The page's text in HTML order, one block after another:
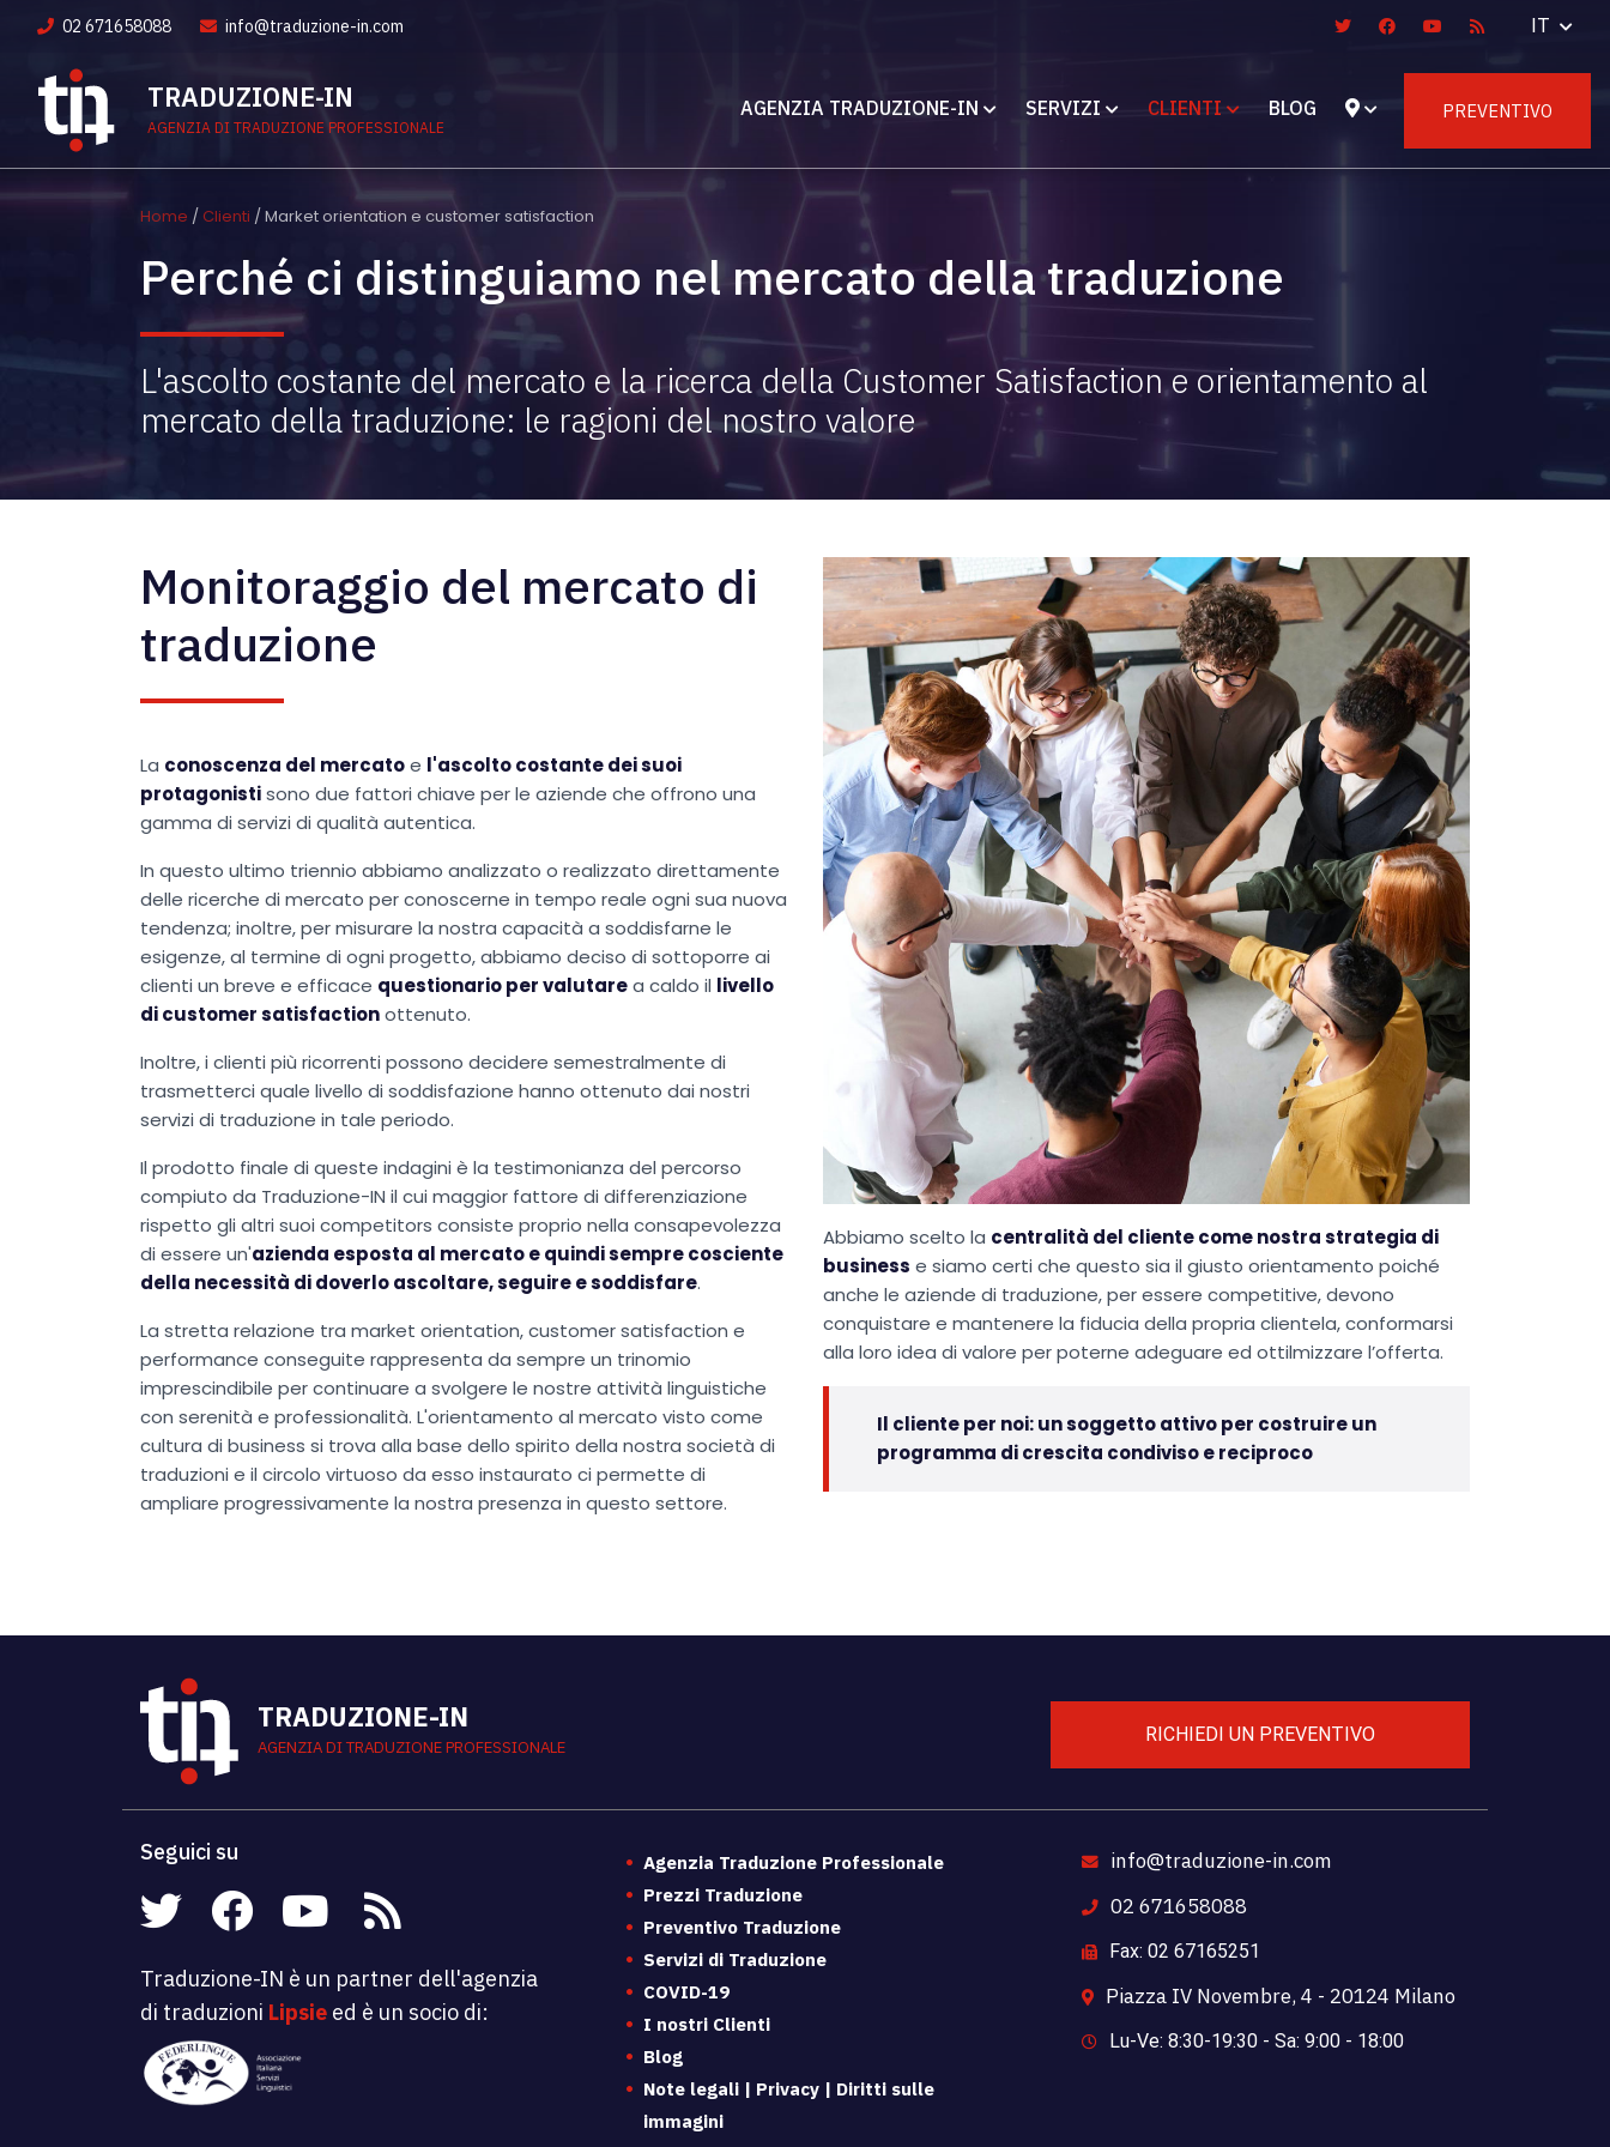
02 671658088 info@traduzione-in.com IT
TRADUZIONE-IN
AGENZIA DI TRADUZIONE PROFESSIONALE
AGENZIA TRADUZIONE-IN SERVIZI CLIENTI BLOG PREVENTIVO
Home / Clienti / Market orientation e customer satisfaction
Perché ci distinguiamo nel mercato della traduzione
L'ascolto costante del mercato e la ricerca della Customer Satisfaction e orientamento al
mercato della traduzione: le ragioni del nostro valore
Abbiamo scelto la centralità del cliente come nostra strategia di
business e siamo certi che questo sia il giusto orientamento poiché
anche le aziende di traduzione, per essere competitive, devono
conquistare e mantenere la fiducia della propria clientela, conformarsi
alla loro idea di valore per poterne adeguare ed ottilmizzare l’offerta.
Il cliente per noi: un soggetto attivo per costruire un
programma di crescita condiviso e reciproco
Monitoraggio del mercato di
traduzione
La conoscenza del mercatoe l'ascolto costante dei suoi
protagonistisono due fattori chiave per le aziende che offrono una
gamma di servizi di qualità autentica.
In questo ultimo triennio abbiamo analizzato o realizzato direttamente
delle ricerche di mercato per conoscerne in tempo reale ogni sua nuova
tendenza; inoltre, per misurare la nostra capacità a soddisfarne le
esigenze, al termine di ogni progetto, abbiamo deciso di sottoporre ai
clienti un breve e efficace questionario per valutarea caldo il livello
di customer satisfactionottenuto.
Inoltre, i clienti più ricorrenti possono decidere semestralmente di
trasmetterci quale livello di soddisfazione hanno ottenuto dai nostri
servizi di traduzione in tale periodo.
Il prodotto finale di queste indagini è la testimonianza del percorso
compiuto da Traduzione-IN il cui maggior fattore di differenziazione
rispetto gli altri suoi competitors consiste proprio nella consapevolezza
di essere un'azienda esposta al mercato e quindi sempre cosciente
della necessità di doverlo ascoltare, seguire e soddisfare.
La stretta relazione tra market orientation, customer satisfaction e
performance conseguite rappresenta da sempre un trinomio
imprescindibile per continuare a svolgere le nostre attività linguistiche
con serenità e professionalità. L'orientamento al mercato visto come
cultura di business si trova alla base dello spirito della nostra società di
traduzioni e il circolo virtuoso da esso instaurato ci permette di
ampliare progressivamente la nostra presenza in questo settore.
TRADUZIONE-IN
AGENZIA DI TRADUZIONE PROFESSIONALE
RICHIEDI UN PREVENTIVO
Seguici su
Traduzione-IN è un partner dell'agenzia
di traduzioni Lipsie ed è un socio di:
Agenzia Traduzione Professionale
Prezzi Traduzione
Preventivo Traduzione
Servizi di Traduzione
COVID-19
I nostri Clienti
Blog
Note legali | Privacy | Diritti sulle
immagini
info@traduzione-in.com
02 671658088
Fax: 02 67165251
Piazza IV Novembre, 4 - 20124 Milano
Lu-Ve: 8:30-19:30 - Sa: 9:00 - 18:00